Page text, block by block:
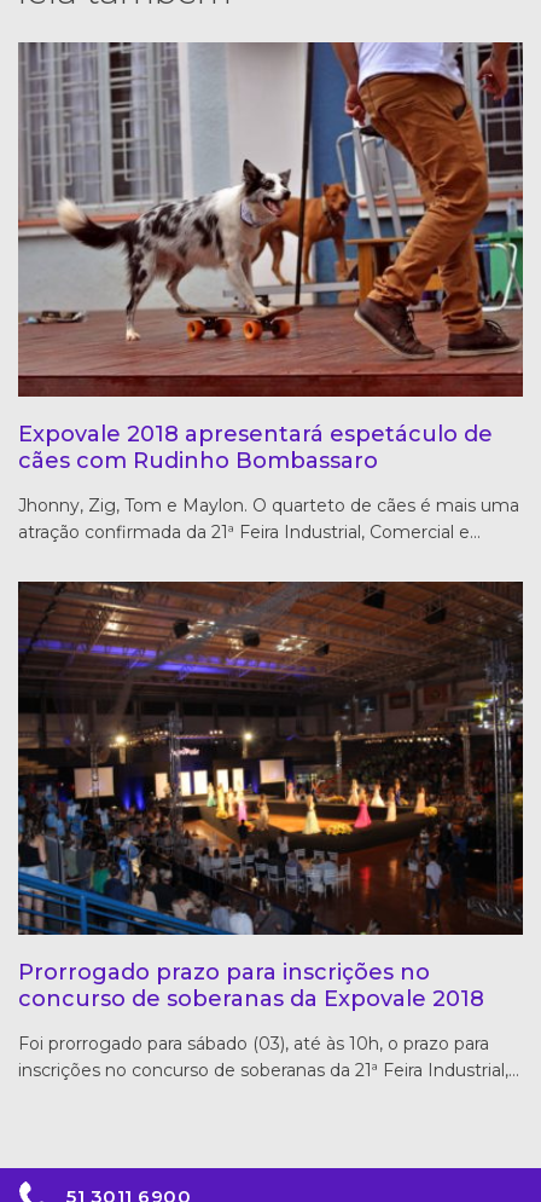
Expovale 2018 apresentará espetáculo de
cães com Rudinho Bombassaro
Jhonny, Zig, Tom e Maylon. O quarteto de cães é mais uma
atração confirmada da 21ª Feira Industrial, Comercial e…
Prorrogado prazo para inscrições no
concurso de soberanas da Expovale 2018
Foi prorrogado para sábado (03), até às 10h, o prazo para
inscrições no concurso de soberanas da 21ª Feira Industrial,…
51 3011 6900